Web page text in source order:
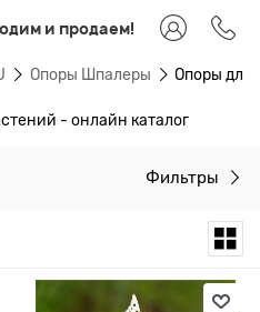
и продаем!
Опоры Шпалеры Опоры для
- онлайн каталог
Фильтры